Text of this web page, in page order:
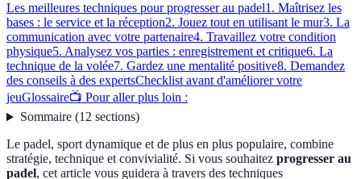
Les meilleures techniques pour progresser au padel1. Maîtrisez les
bases : le service et la réception2. Jouez tout en utilisant le mur3. La
communication avec votre partenaire4. Travaillez votre condition
physique5. Analysez vos parties : enregistrement et critique6. La
technique de la volée7. Gardez une mentalité positive8. Demandez
des conseils à des expertsChecklist avant d'améliorer votre
jeuGlossaire📺 Pour aller plus loin :
Sommaire(12 sections)
Le padel, sport dynamique et de plus en plus populaire, combine
stratégie, technique et convivialité. Si vous souhaitez progresser au
padel, cet article vous guidera à travers des techniques